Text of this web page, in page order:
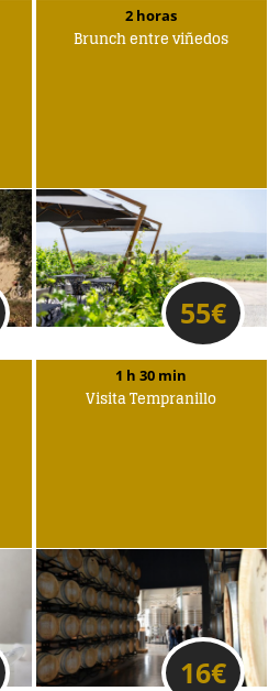
1 h 30 min
Visita Tempranillo
16€
2 horas
Brunch entre viñedos
55€